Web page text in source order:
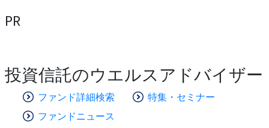
PR
投資信託のウエルスアドバイザー
ファンド詳細検索
特集・セミナー
ファンドニュース